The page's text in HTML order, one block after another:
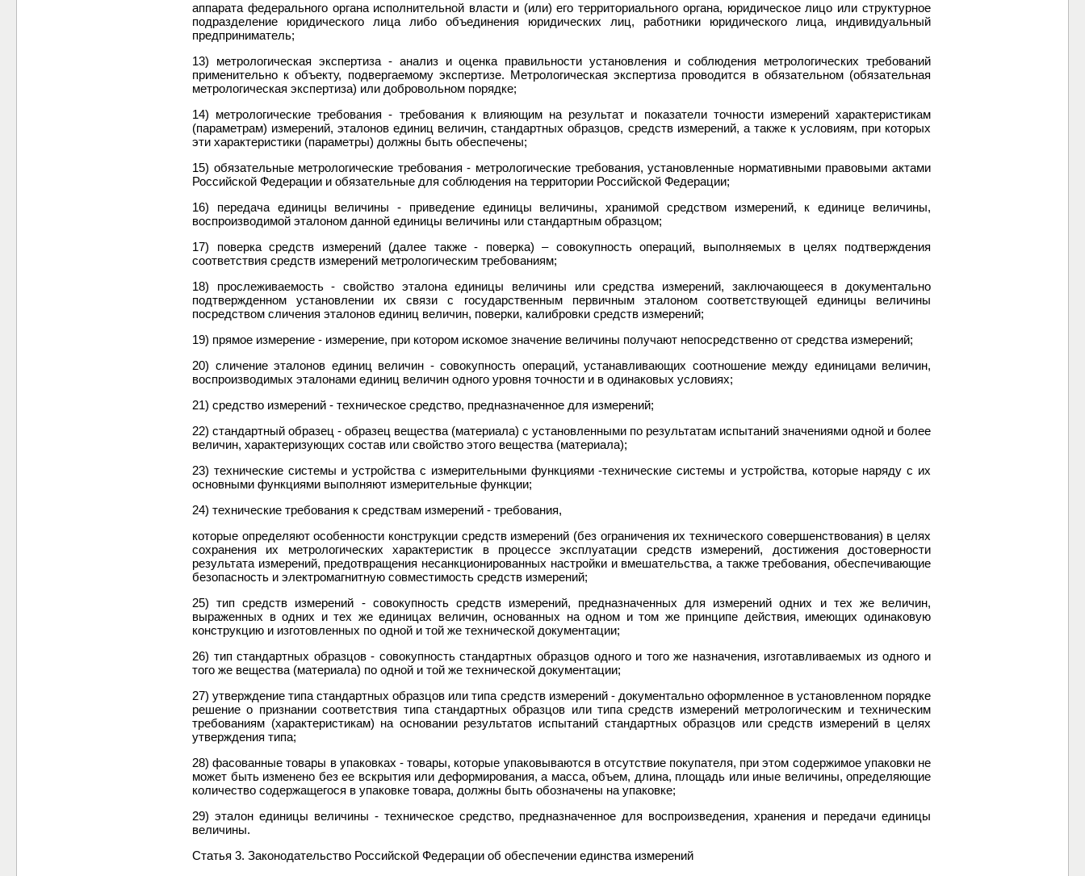
аппарата федерального органа исполнительной власти и (или) его территориального органа, юридическое лицо или структурное
подразделение юридического лица либо объединения юридических лиц, работники юридического лица, индивидуальный
предприниматель;
13) метрологическая экспертиза - анализ и оценка правильности установления и соблюдения метрологических требований
применительно к объекту, подвергаемому экспертизе. Метрологическая экспертиза проводится в обязательном (обязательная
метрологическая экспертиза) или добровольном порядке;
14) метрологические требования - требования к влияющим на результат и показатели точности измерений характеристикам
(параметрам) измерений, эталонов единиц величин, стандартных образцов, средств измерений, а также к условиям, при которых
эти характеристики (параметры) должны быть обеспечены;
15) обязательные метрологические требования - метрологические требования, установленные нормативными правовыми актами
Российской Федерации и обязательные для соблюдения на территории Российской Федерации;
16) передача единицы величины - приведение единицы величины, хранимой средством измерений, к единице величины,
воспроизводимой эталоном данной единицы величины или стандартным образцом;
17) поверка средств измерений (далее также - поверка) – совокупность операций, выполняемых в целях подтверждения
соответствия средств измерений метрологическим требованиям;
18) прослеживаемость - свойство эталона единицы величины или средства измерений, заключающееся в документально
подтвержденном установлении их связи с государственным первичным эталоном соответствующей единицы величины
посредством сличения эталонов единиц величин, поверки, калибровки средств измерений;
19) прямое измерение - измерение, при котором искомое значение величины получают непосредственно от средства измерений;
20) сличение эталонов единиц величин - совокупность операций, устанавливающих соотношение между единицами величин,
воспроизводимых эталонами единиц величин одного уровня точности и в одинаковых условиях;
21) средство измерений - техническое средство, предназначенное для измерений;
22) стандартный образец - образец вещества (материала) с установленными по результатам испытаний значениями одной и более
величин, характеризующих состав или свойство этого вещества (материала);
23) технические системы и устройства с измерительными функциями -технические системы и устройства, которые наряду с их
основными функциями выполняют измерительные функции;
24) технические требования к средствам измерений - требования,
которые определяют особенности конструкции средств измерений (без ограничения их технического совершенствования) в целях
сохранения их метрологических характеристик в процессе эксплуатации средств измерений, достижения достоверности
результата измерений, предотвращения несанкционированных настройки и вмешательства, а также требования, обеспечивающие
безопасность и электромагнитную совместимость средств измерений;
25) тип средств измерений - совокупность средств измерений, предназначенных для измерений одних и тех же величин,
выраженных в одних и тех же единицах величин, основанных на одном и том же принципе действия, имеющих одинаковую
конструкцию и изготовленных по одной и той же технической документации;
26) тип стандартных образцов - совокупность стандартных образцов одного и того же назначения, изготавливаемых из одного и
того же вещества (материала) по одной и той же технической документации;
27) утверждение типа стандартных образцов или типа средств измерений - документально оформленное в установленном порядке
решение о признании соответствия типа стандартных образцов или типа средств измерений метрологическим и техническим
требованиям (характеристикам) на основании результатов испытаний стандартных образцов или средств измерений в целях
утверждения типа;
28) фасованные товары в упаковках - товары, которые упаковываются в отсутствие покупателя, при этом содержимое упаковки не
может быть изменено без ее вскрытия или деформирования, а масса, объем, длина, площадь или иные величины, определяющие
количество содержащегося в упаковке товара, должны быть обозначены на упаковке;
29) эталон единицы величины - техническое средство, предназначенное для воспроизведения, хранения и передачи единицы
величины.
Статья 3. Законодательство Российской Федерации об обеспечении единства измерений